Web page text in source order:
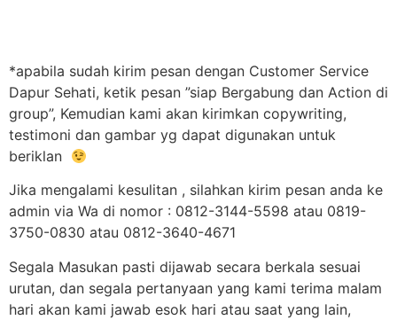
*apabila sudah kirim pesan dengan Customer Service
Dapur Sehati, ketik pesan ”siap Bergabung dan Action di
group”, Kemudian kami akan kirimkan copywriting,
testimoni dan gambar yg dapat digunakan untuk
beriklan
Jika mengalami kesulitan , silahkan kirim pesan anda ke
admin via Wa di nomor : 0812-3144-5598 atau 0819-
3750-0830 atau 0812-3640-4671
Segala Masukan pasti dijawab secara berkala sesuai
urutan, dan segala pertanyaan yang kami terima malam
hari akan kami jawab esok hari atau saat yang lain,